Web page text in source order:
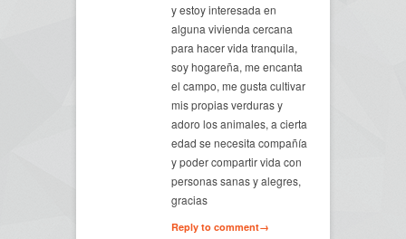
y estoy interesada en
alguna vivienda cercana
para hacer vida tranquila,
soy hogareña, me encanta
el campo, me gusta cultivar
mis propias verduras y
adoro los animales, a cierta
edad se necesita compañía
y poder compartir vida con
personas sanas y alegres,
gracias
Reply to comment→